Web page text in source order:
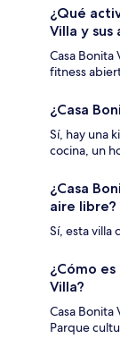
¿Qué
Villa y sus
Casa Bonita
fitness
¿Casa
Sí, hay una
cocina, un
¿Casa
aire libre?
Sí, esta villa
¿Cómo
Villa?
Casa Bonita
Parque